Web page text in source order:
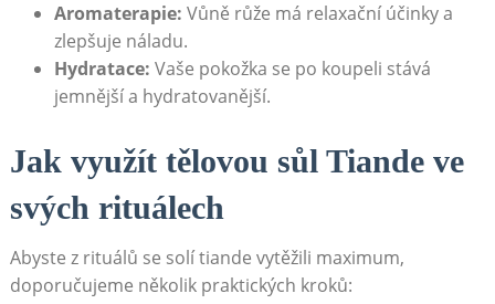
Aromaterapie: Vůně růže má relaxační účinky a
zlepšuje náladu.
Hydratace: Vaše pokožka se po koupeli stává
jemnější a hydratovanější.
Jak využít tělovou sůl Tiande ve​
svých rituálech
Abyste z rituálů se solí tiande vytěžili maximum,
doporučujeme několik praktických kroků: